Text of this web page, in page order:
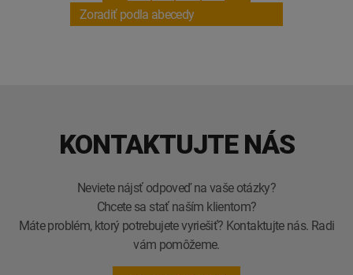
Zoradiť podla abecedy
KONTAKTUJTE NÁS
Neviete nájsť odpoveď na vaše otázky?
Chcete sa stať naším klientom?
Máte problém, ktorý potrebujete vyriešiť? Kontaktujte nás. Radi
vám pomôžeme.